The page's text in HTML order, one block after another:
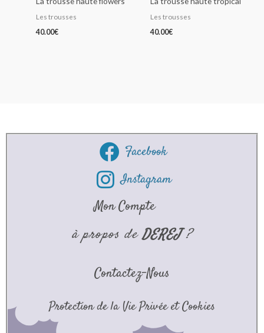
Les trousses
40.00€
Les trousses
40.00€
Facebook
Instagram
Mon Compte
à propos deDEREJ?
Contactez-Nous
Protection de la Vie Privée et Cookies